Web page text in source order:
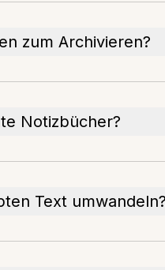
zum Archivieren?
Notizbücher?
Text umwandeln?